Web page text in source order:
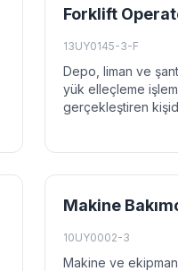
Forklift
13UY0145-3-F
Depo, liman ve
yük elleçleme
gerçekleştiren
Makine
10UY0002-3
Makine ve